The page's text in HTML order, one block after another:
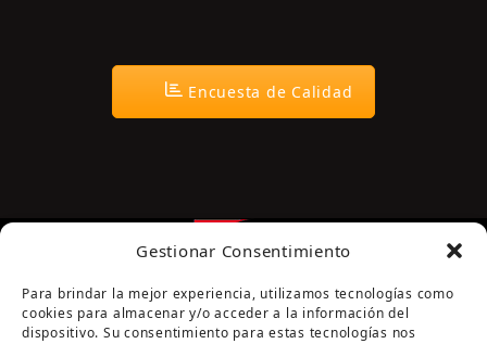
Gestionar Consentimiento
Para brindar la mejor experiencia, utilizamos tecnologías como
cookies para almacenar y/o acceder a la información del
dispositivo. Su consentimiento para estas tecnologías nos
Encuesta de Calidad